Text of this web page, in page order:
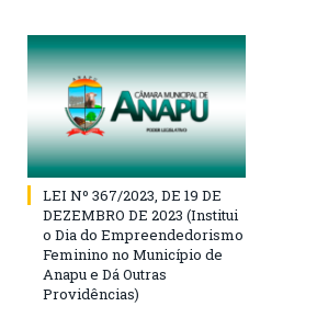
LEI Nº 367/2023, DE 19 DE
DEZEMBRO DE 2023 (Institui
o Dia do Empreendedorismo
Feminino no Município de
Anapu e Dá Outras
Providências)